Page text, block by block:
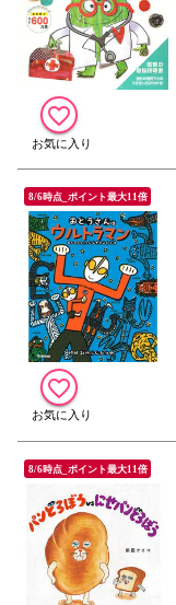
8/6時点_ポイント最大11倍
8/6時点_ポイント最大11倍